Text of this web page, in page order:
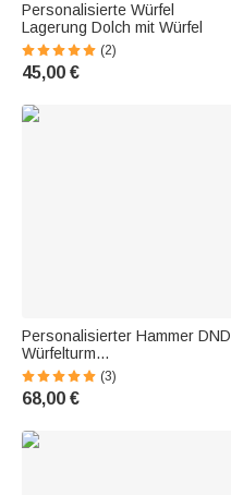
Personalisierte Würfel
Lagerung Dolch mit Würfel
(2)
45,00 €
Personalisierter Hammer DND
Würfelturm
Würfelaufbewahrung für
Dungeons and Dragons
(3)
68,00 €